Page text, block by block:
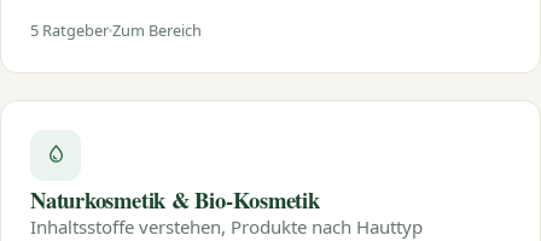
5 RatgeberZum Bereich
Naturkosmetik & Bio-Kosmetik
Inhaltsstoffe verstehen, Produkte nach Hauttyp